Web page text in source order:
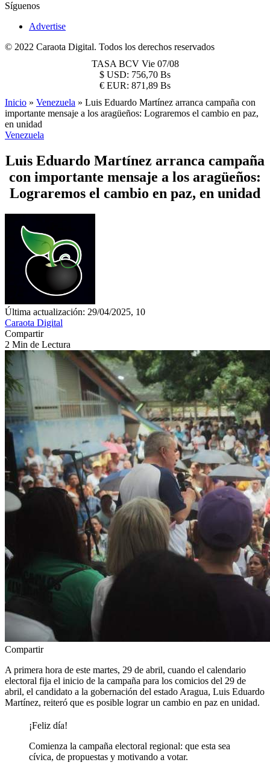
Síguenos
Advertise
© 2022 Caraota Digital. Todos los derechos reservados
TASA BCV Vie 07/08
$ USD: 756,70 Bs
€ EUR: 871,89 Bs
Inicio » Venezuela » Luis Eduardo Martínez arranca campaña con
importante mensaje a los aragüeños: Lograremos el cambio en paz,
en unidad
Venezuela
Luis Eduardo Martínez arranca campaña
con importante mensaje a los aragüeños:
Lograremos el cambio en paz, en unidad
Última actualización: 29/04/2025, 10
Caraota Digital
Compartir
2 Min de Lectura
Compartir
A primera hora de este martes, 29 de abril, cuando el calendario
electoral fija el inicio de la campaña para los comicios del 29 de
abril, el candidato a la gobernación del estado Aragua, Luis Eduardo
Martínez, reiteró que es posible lograr un cambio en paz en unidad.
¡Feliz día!
Comienza la campaña electoral regional: que esta sea
cívica, de propuestas y motivando a votar.